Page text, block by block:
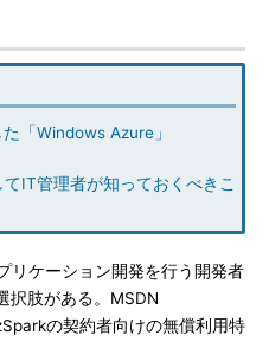
「Windows Azure」
IT管理者が知っておくべきこ
ケーション開発を行う開発者
択肢がある。MSDN
の契約者向けの無償利用特